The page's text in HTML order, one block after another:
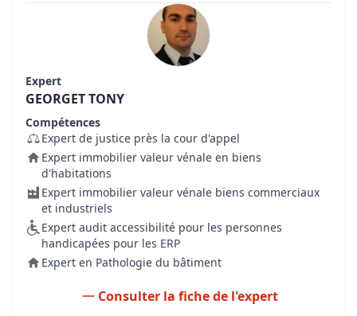
Expert
GEORGET TONY
Compétences
Expert de justice près la cour d'appel
Expert immobilier valeur vénale en biens
d'habitations
Expert immobilier valeur vénale biens commerciaux
et industriels
Expert audit accessibilité pour les personnes
handicapées pour les ERP
Expert en Pathologie du bâtiment
Consulter la fiche de l'expert